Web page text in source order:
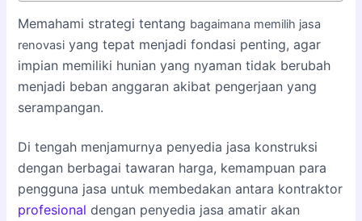
Memahami strategi tentang bagaimana memilih jasa
renovasi yang tepat menjadi fondasi penting, agar
impian memiliki hunian yang nyaman tidak berubah
menjadi beban anggaran akibat pengerjaan yang
serampangan.
Di tengah menjamurnya penyedia jasa konstruksi
dengan berbagai tawaran harga, kemampuan para
pengguna jasa untuk membedakan antara kontraktor
profesional dengan penyedia jasa amatir akan